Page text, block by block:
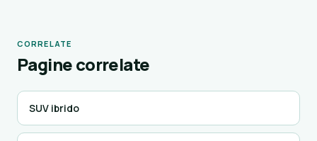
CORRELATE
Pagine correlate
SUV ibrido